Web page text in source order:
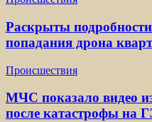
Раскрыты
попадания дрона
Происшествия
МЧС показало видео
после катастрофы на